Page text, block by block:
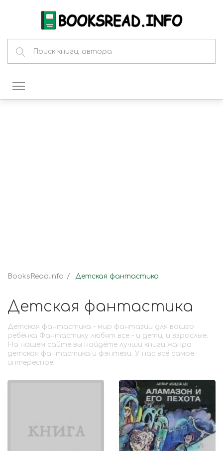
BooksRead.info Детская фантастика
Детская фантастика
Детская фантастика - мир фантазии для вашго
ребёнка Фантастику любят все - и дети, и взрослые.
На нашем сайте вы найдёте лучши книги жанра
детская фантастика и фэнтези. У нас всё самое
интересное!